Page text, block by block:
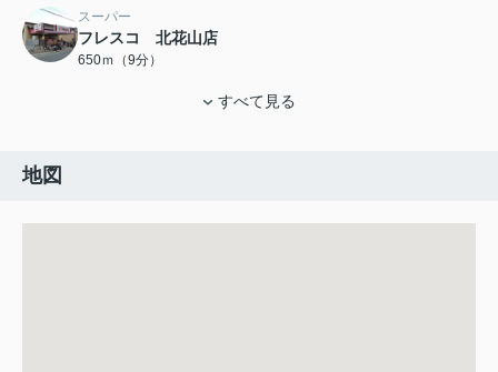
スーパー
フレスコ 北花山店
650ｍ（9分）
すべて見る
地図